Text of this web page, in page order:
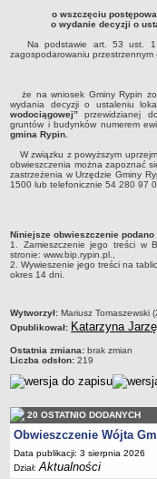
Realizacja zadań
Rejestr instytucji
RODO Klauzule
AKTUALNOŚCI I
URZĄD GMINY
Dane teleadresowe
Tabela informacyjna
Czas pracy urzędu
Pracownicy urzędu -
Pracownicy urzędu -
Regulamin
Regulamin naboru na
Ogłoszenia o naborze
Lista kandydatów
Wyniki naboru na
Sygnaliści
o wszczęciu
o wydanie decyzji o
Na podstawie art. 53 ust. 1
zagospodarowaniu przestrzennym
że na wniosek Gminy Rypin
wydania decyzji o ustaleniu
wodociągowej”przewidzianej
gruntów i budynków numerem
gmina Rypin.
W związku z powyższym
obwieszczenia można zapoznać
zastrzeżenia w Urzędzie Gminy
1500 lub telefonicznie 54 280 97
Niniejsze obwieszczenie
1. Zamieszczenie jego treści w
stronie: www.bip.rypin.pl.,
2. Wywieszenie jego treści na
okres 14 dni.
metryczka
Wytworzył: Mariusz Tomaszewski
Opublikował: Katarzyna
Ostatnia zmiana: brak zmian
Liczba odsłon: 219
20 OSTATNIO DODANYCH
Obwieszczenie Wójta
Data publikacji: 3 sierpnia 2026
Dział:Aktualności